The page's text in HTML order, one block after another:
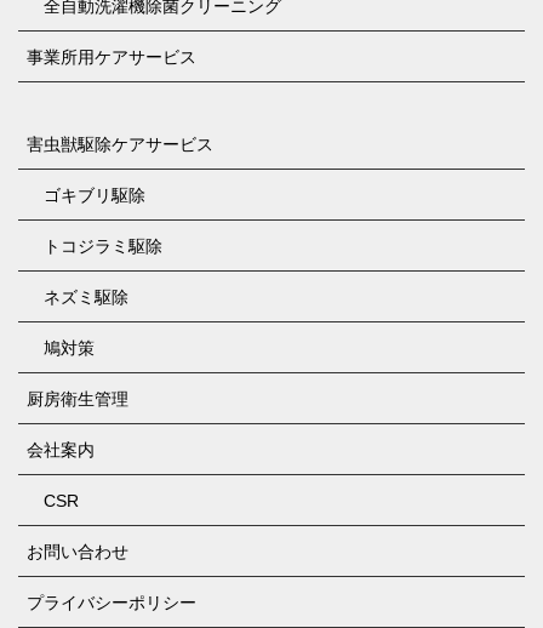
全自動洗濯機除菌クリーニング
事業所用ケアサービス
害虫獣駆除ケアサービス
ゴキブリ駆除
トコジラミ駆除
ネズミ駆除
鳩対策
厨房衛生管理
会社案内
CSR
お問い合わせ
プライバシーポリシー